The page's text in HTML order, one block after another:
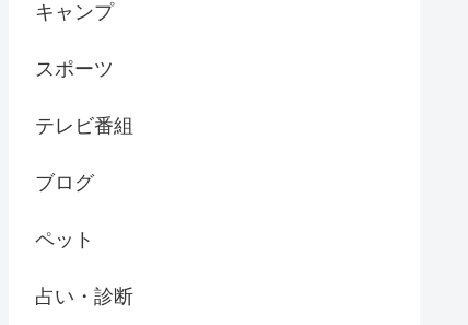
キャンプ
スポーツ
テレビ番組
ブログ
ペット
占い・診断